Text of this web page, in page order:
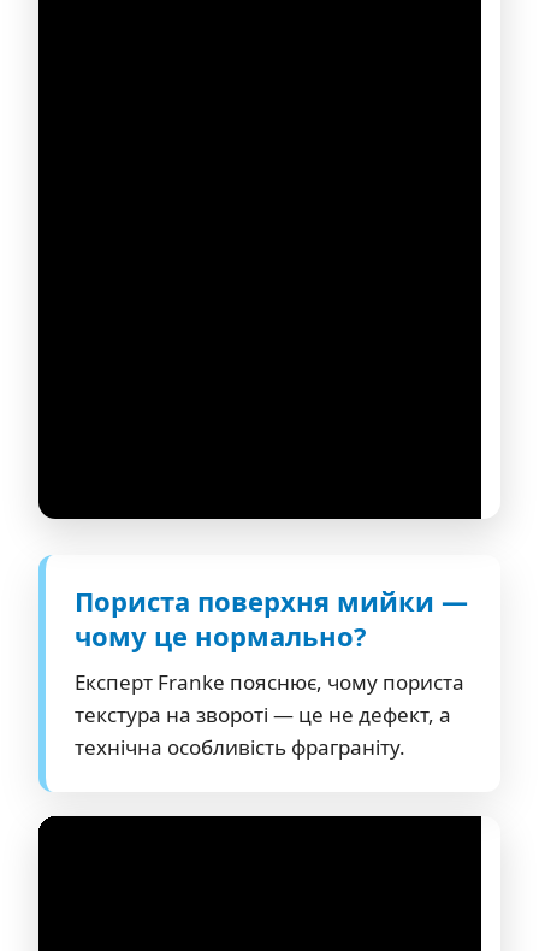
Пориста поверхня мийки —
чому це нормально?
Експерт Franke пояснює, чому пориста
текстура на звороті — це не дефект, а
технічна особливість фраграніту.